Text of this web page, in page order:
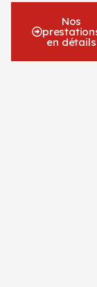
Nos
en détails